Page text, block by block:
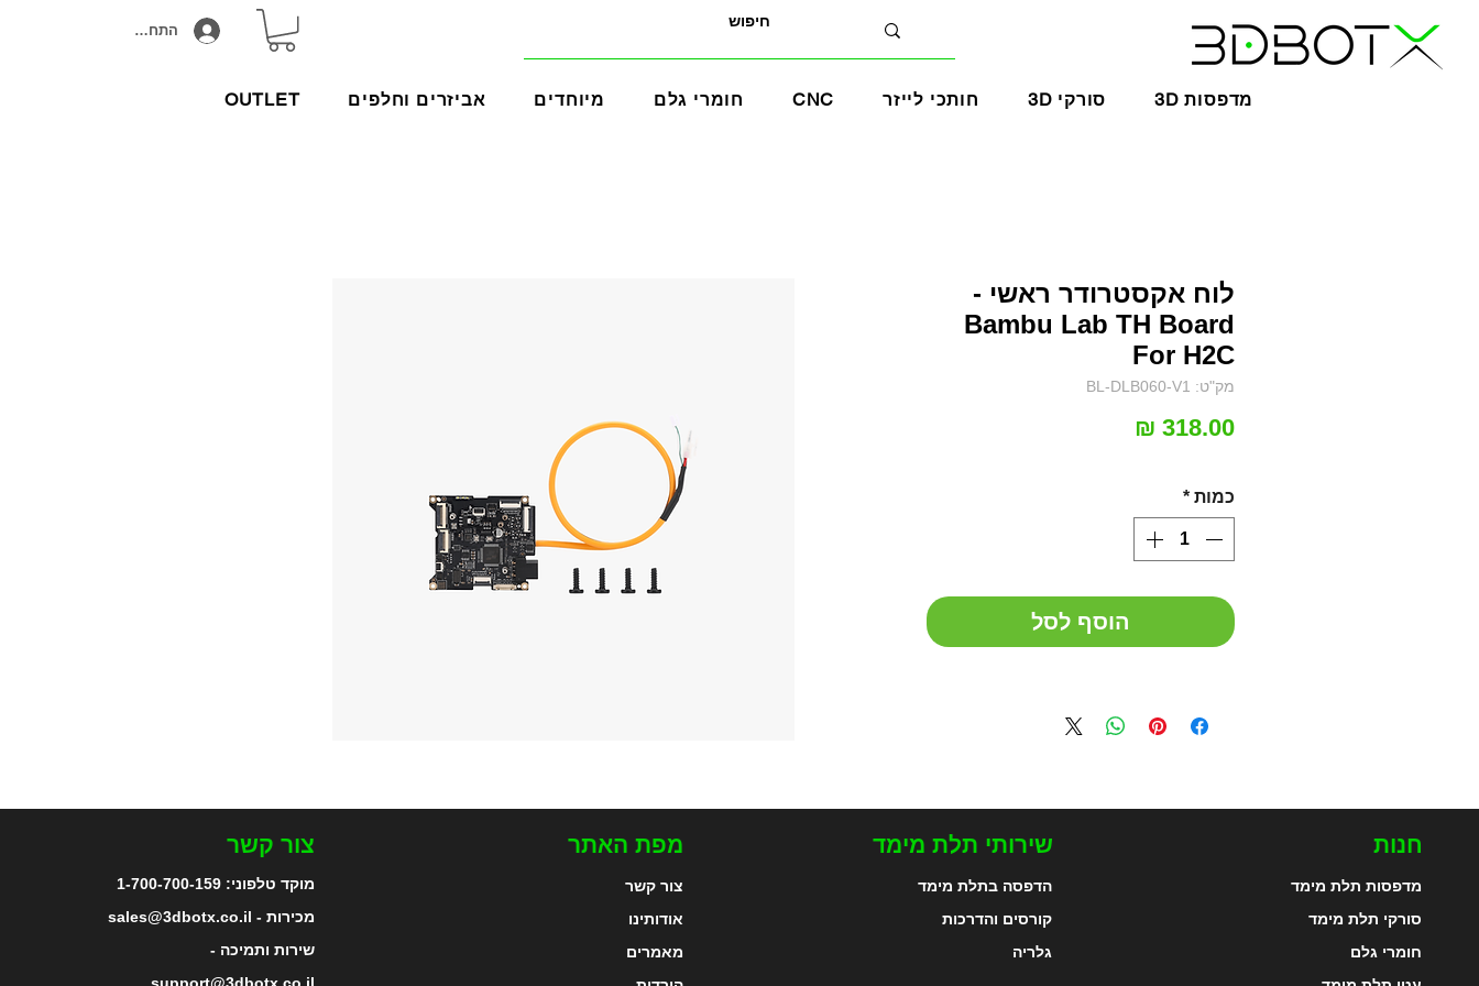
התחבר/הירשם
OUTLET אביזרים וחלפים מיוחדים חומרי גלם CNC חותכי לייזר 3D סורקי 3D מדפסות
לוח אקסטרודר ראשי -
Bambu Lab TH Board
For H2C
מק"ט: BL-DLB060-V1
כמות *
הוסף לסל
צור קשר
מוקד טלפוני:1-700-700-159
מכירות - sales@3dbotx.co.il
שירות ותמיכה -
support@3dbotx.co.il
מפת האתר
צור קשר
אודותינו
מאמרים
שירותי תלת מימד
הדפסה בתלת מימד
קורסים והדרכות
גלריה
חנות
מדפסות תלת מימד
סורקי תלת מימד
חומרי גלם